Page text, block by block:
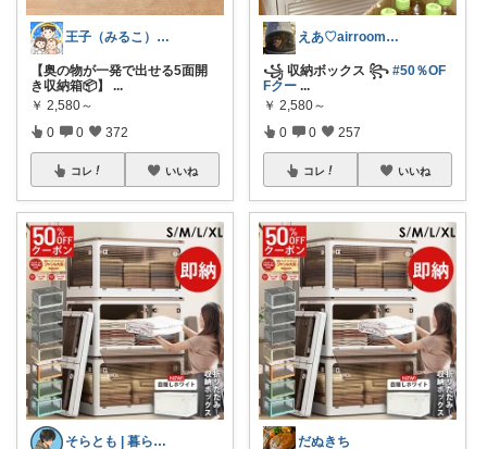
王子（みるこ）👑便利グッズ×QOL向上
【奥の物が一発で出せる5面開
き収納箱📦】 ...
￥ 2,580～
0 0 372
コレ いいね
そらとも | 暮らしItem🕊️朝コレ
えあ♡airroom❀ラクして整う暮らし
꧁ 収納ボックス ꧂ #50％OF
Fクー ...
￥ 2,580～
0 0 257
コレ いいね
だぬきち